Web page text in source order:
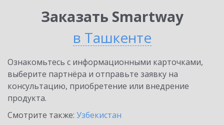
Заказать Smartway
в Ташкенте
Ознакомьтесь с информационными карточками,
выберите партнёра и отправьте заявку на
консультацию, приобретение или внедрение
продукта.
Смотрите также: Узбекистан